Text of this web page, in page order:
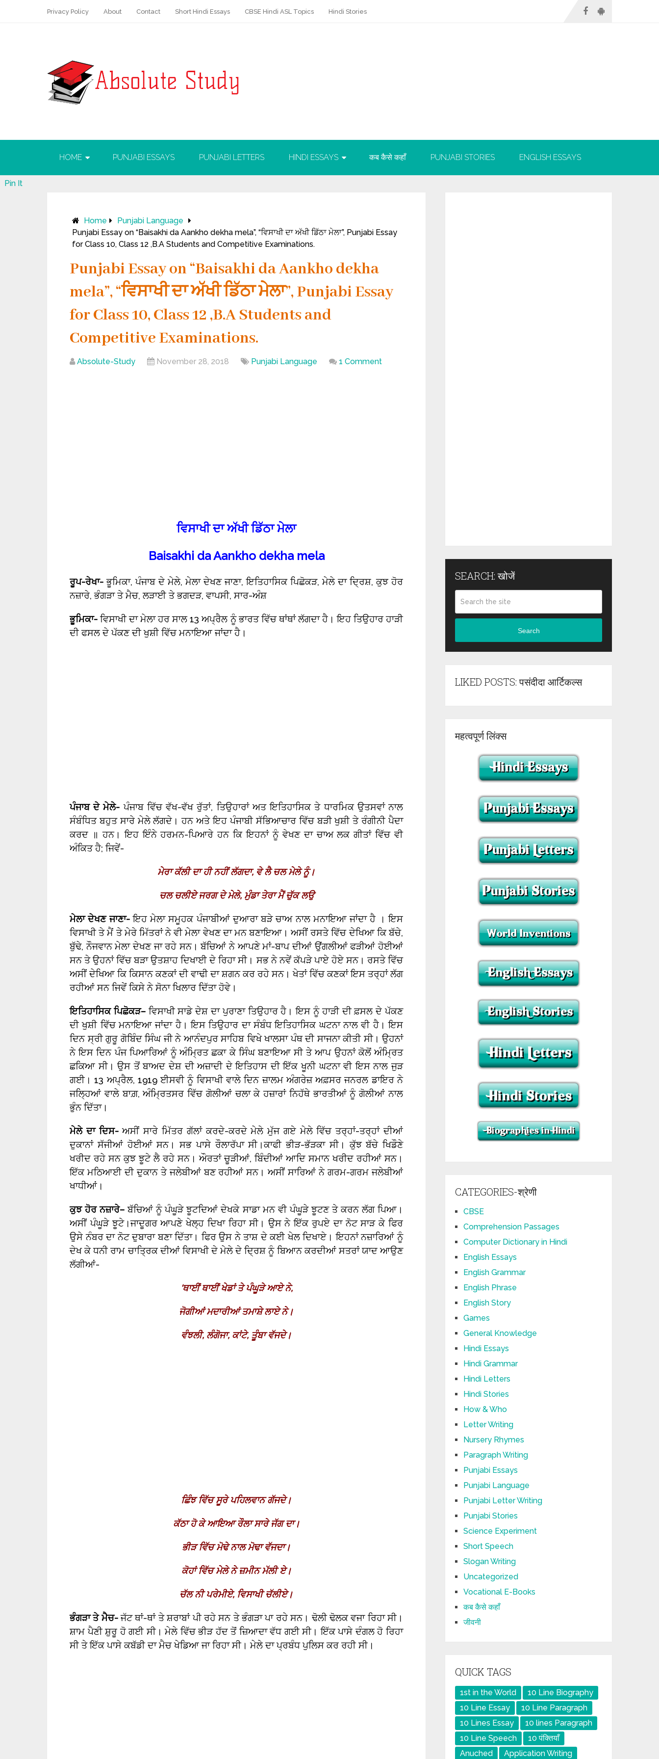
Privacy Policy About Contact Short Hindi Essays CBSE Hindi ASL Topics Hindi Stories
HOME PUNJABI ESSAYS PUNJABI LETTERS HINDI ESSAYS कब कैसे कहाँ PUNJABI STORIES ENGLISH ESSAYS
Home
Punjabi Language
Punjabi Essay on “Baisakhi da Aankho dekha mela”, “ਵਿਸਾਖੀ ਦਾ ਅੱਖੀ ਡਿੱਠਾ ਮੇਲਾ”, Punjabi Essay
for Class 10, Class 12 ,B.A Students and Competitive Examinations.
Punjabi Essay on “Baisakhi da Aankho dekha
mela”, “ਵਿਸਾਖੀ ਦਾ ਅੱਖੀ ਡਿੱਠਾ ਮੇਲਾ”, Punjabi Essay
for Class 10, Class 12 ,B.A Students and
Competitive Examinations.
Absolute-Study November 28, 2018 Punjabi Language 1 Comment
ਵਿਸਾਖੀ ਦਾ ਅੱਖੀ ਡਿੱਠਾ ਮੇਲਾ
Baisakhi da Aankho dekha mela
ਰੂਪ-ਰੇਖਾ- ਭੂਮਿਕਾ, ਪੰਜਾਬ ਦੇ ਮੇਲੇ, ਮੇਲਾ ਦੇਖਣ ਜਾਣਾ, ਇਤਿਹਾਸਿਕ ਪਿਛੋਕੜ, ਮੇਲੇ ਦਾ ਦ੍ਰਿਸ਼, ਕੁਝ ਹੋਰ
ਨਜ਼ਾਰੇ, ਭੰਗੜਾ ਤੇ ਮੈਚ, ਲੜਾਈ ਤੇ ਭਗਦੜ, ਵਾਪਸੀ, ਸਾਰ-ਅੰਸ਼
ਭੂਮਿਕਾ-ਵਿਸਾਖੀ ਦਾ ਮੇਲਾ ਹਰ ਸਾਲ 13 ਅਪ੍ਰੈਲ ਨੂੰ ਭਾਰਤ ਵਿੱਚ ਥਾਂਥਾਂ ਲੱਗਦਾ ਹੈ। ਇਹ ਤਿਉਹਾਰ ਹਾੜੀ
ਦੀ ਫਸਲ ਦੇ ਪੱਕਣ ਦੀ ਖੁਸ਼ੀ ਵਿੱਚ ਮਨਾਇਆ ਜਾਂਦਾ ਹੈ।
ਪੰਜਾਬ ਦੇ ਮੇਲੇ- ਪੰਜਾਬ ਵਿੱਚ ਵੱਖ-ਵੱਖ ਰੁੱਤਾਂ, ਤਿਉਹਾਰਾਂ ਅਤ ਇਤਿਹਾਸਿਕ ਤੇ ਧਾਰਮਿਕ ਉਤਸਵਾਂ ਨਾਲ
ਸੰਬੰਧਿਤ ਬਹੁਤ ਸਾਰੇ ਮੇਲੇ ਲੱਗਦੇ। ਹਨ ਅਤੇ ਇਹ ਪੰਜਾਬੀ ਸੱਭਿਆਚਾਰ ਵਿੱਚ ਬੜੀ ਖੁਸ਼ੀ ਤੇ ਰੰਗੀਨੀ ਪੈਦਾ
ਕਰਦ ॥ ਹਨ। ਇਹ ਇੰਨੇ ਹਰਮਨ-ਪਿਆਰੇ ਹਨ ਕਿ ਇਹਨਾਂ ਨੂੰ ਵੇਖਣ ਦਾ ਚਾਅ ਲਕ ਗੀਤਾਂ ਵਿੱਚ ਵੀ
ਅੰਕਿਤ ਹੈ; ਜਿਵੇਂ-
ਮੇਰਾ ਕੱਲੀ ਦਾ ਹੀ ਨਹੀਂ ਲੱਗਦਾ, ਵੇ ਲੈ ਚਲ ਮੇਲੇ ਨੂੰ।
ਚਲ ਚਲੀਏ ਜਰਗ ਦੇ ਮੇਲੇ, ਮੁੰਡਾ ਤੇਰਾ ਮੈਂ ਚੁੱਕ ਲਉ
ਮੇਲਾ ਦੇਖਣ ਜਾਣਾ-ਇਹ ਮੇਲਾ ਸਮੂਹਕ ਪੰਜਾਬੀਆਂ ਦੁਆਰਾ ਬੜੇ ਚਾਅ ਨਾਲ ਮਨਾਇਆ ਜਾਂਦਾ ਹੈ । ਇਸ
ਵਿਸਾਖੀ ਤੇ ਮੈਂ ਤੇ ਮੇਰੇ ਮਿੱਤਰਾਂ ਨੇ ਵੀ ਮੇਲਾ ਵੇਖਣ ਦਾ ਮਨ ਬਣਾਇਆ। ਅਸੀਂ ਰਸਤੇ ਵਿੱਚ ਦੇਖਿਆ ਕਿ ਬੱਚੇ,
ਬੁੱਢੇ, ਨੌਜਵਾਨ ਮੇਲਾ ਦੇਖਣ ਜਾ ਰਹੇ ਸਨ। ਬੱਚਿਆਂ ਨੇ ਆਪਣੇ ਮਾਂ-ਬਾਪ ਦੀਆਂ ਉਂਗਲੀਆਂ ਫੜੀਆਂ ਹੋਈਆਂ
ਸਨ ਤੇ ਉਹਨਾਂ ਵਿੱਚ ਬੜਾ ਉਤਸ਼ਾਹ ਦਿਖਾਈ ਦੇ ਰਿਹਾ ਸੀ। ਸਭ ਨੇ ਨਵੇਂ ਕੱਪੜੇ ਪਾਏ ਹੋਏ ਸਨ। ਰਸਤੇ ਵਿੱਚ
ਅਸੀਂ ਦੇਖਿਆ ਕਿ ਕਿਸਾਨ ਕਣਕਾਂ ਦੀ ਵਾਢੀ ਦਾ ਸ਼ਗਨ ਕਰ ਰਹੇ ਸਨ। ਖੇਤਾਂ ਵਿੱਚ ਕਣਕਾਂ ਇਸ ਤਰ੍ਹਾਂ ਲੱਗ
ਰਹੀਆਂ ਸਨ ਜਿਵੇਂ ਕਿਸੇ ਨੇ ਸੋਨਾ ਖਿਲਾਰ ਦਿੱਤਾ ਹੋਵੇ।
ਇਤਿਹਾਸਿਕ ਪਿਛੋਕੜ–ਵਿਸਾਖੀ ਸਾਡੇ ਦੇਸ਼ ਦਾ ਪੁਰਾਣਾ ਤਿਉਹਾਰ ਹੈ। ਇਸ ਨੂੰ ਹਾੜੀ ਦੀ ਫ਼ਸਲ ਦੇ ਪੱਕਣ
ਦੀ ਖੁਸ਼ੀ ਵਿੱਚ ਮਨਾਇਆ ਜਾਂਦਾ ਹੈ। ਇਸ ਤਿਉਹਾਰ ਦਾ ਸੰਬੰਧ ਇਤਿਹਾਸਿਕ ਘਟਨਾ ਨਾਲ ਵੀ ਹੈ। ਇਸ
ਦਿਨ ਸ੍ਰੀ ਗੁਰੂ ਗੋਬਿੰਦ ਸਿੰਘ ਜੀ ਨੇ ਆਨੰਦਪੁਰ ਸਾਹਿਬ ਵਿਖੇ ਖਾਲਸਾ ਪੰਥ ਦੀ ਸਾਜਨਾ ਕੀਤੀ ਸੀ। ਉਹਨਾਂ
ਨੇ ਇਸ ਦਿਨ ਪੰਜ ਪਿਆਰਿਆਂ ਨੂੰ ਅੰਮ੍ਰਿਤ ਛਕਾ ਕੇ ਸਿੰਘ ਬਣਾਇਆ ਸੀ ਤੇ ਆਪ ਉਹਨਾਂ ਕੋਲੋਂ ਅੰਮ੍ਰਿਤ
ਛਕਿਆ ਸੀ। ਉਸ ਤੋਂ ਬਾਅਦ ਦੇਸ਼ ਦੀ ਅਜ਼ਾਦੀ ਦੇ ਇਤਿਹਾਸ ਦੀ ਇੱਕ ਖੂਨੀ ਘਟਨਾ ਵੀ ਇਸ ਨਾਲ ਜੁੜ
ਗਈ। 13 ਅਪ੍ਰੈਲ, 1919 ਈਸਵੀ ਨੂੰ ਵਿਸਾਖੀ ਵਾਲੇ ਦਿਨ ਜ਼ਾਲਮ ਅੰਗਰੇਜ਼ ਅਫ਼ਸਰ ਜਨਰਲ ਡਾਇਰ ਨੇ
ਜਲ੍ਹਿਆਂ ਵਾਲੇ ਬਾਗ਼, ਅੰਮ੍ਰਿਤਸਰ ਵਿੱਚ ਗੋਲੀਆਂ ਚਲਾ ਕੇ ਹਜ਼ਾਰਾਂ ਨਿਹੱਥੇ ਭਾਰਤੀਆਂ ਨੂੰ ਗੋਲੀਆਂ ਨਾਲ
ਭੁੰਨ ਦਿੱਤਾ।
ਮੇਲੇ ਦਾ ਦਿਸ-ਅਸੀਂ ਸਾਰੇ ਮਿੱਤਰ ਗੱਲਾਂ ਕਰਦੇ-ਕਰਦੇ ਮੇਲੇ ਮੁੱਜ ਗਏ ਮੇਲੇ ਵਿੱਚ ਤਰ੍ਹਾਂ-ਤਰ੍ਹਾਂ ਦੀਆਂ
ਦੁਕਾਨਾਂ ਸੱਜੀਆਂ ਹੋਈਆਂ ਸਨ। ਸਭ ਪਾਸੇ ਰੌਲਾਰੱਪਾ ਸੀ।ਕਾਫੀ ਭੀੜ-ਭੱੜਕਾ ਸੀ। ਕੁੱਝ ਬੱਚੇ ਖਿਡੌਣੇ
ਖਰੀਦ ਰਹੇ ਸਨ ਕੁਝ ਝੂਟੇ ਲੈ ਰਹੇ ਸਨ। ਔਰਤਾਂ ਚੂੜੀਆਂ, ਬਿੰਦੀਆਂ ਆਦਿ ਸਮਾਨ ਖਰੀਦ ਰਹੀਆਂ ਸਨ।
ਇੱਕ ਮਠਿਆਈ ਦੀ ਦੁਕਾਨ ਤੇ ਜਲੇਬੀਆਂ ਬਣ ਰਹੀਆਂ ਸਨ। ਅਸੀਂ ਸਾਰਿਆਂ ਨੇ ਗਰਮ-ਗਰਮ ਜਲੇਬੀਆਂ
ਖਾਧੀਆਂ।
ਕੁਝ ਹੋਰ ਨਜ਼ਾਰੇ– ਬੱਚਿਆਂ ਨੂੰ ਪੰਘੂੜੇ ਝੂਟਦਿਆਂ ਦੇਖਕੇ ਸਾਡਾ ਮਨ ਵੀ ਪੰਘੂੜੇ ਝੂਟਣ ਤੇ ਕਰਨ ਲੱਗ ਪਿਆ।
ਅਸੀਂ ਪੰਘੂੜੇ ਝੂਟੇ।ਜਾਦੂਗਰ ਆਪਣੇ ਖੇਲ੍ਹ ਦਿਖਾ ਰਿਹਾ ਸੀ। ਉਸ ਨੇ ਇੱਕ ਰੁਪਏ ਦਾ ਨੋਟ ਸਾੜ ਕੇ ਫਿਰ
ਉਸੇ ਨੰਬਰ ਦਾ ਨੋਟ ਦੁਬਾਰਾ ਬਣਾ ਦਿੱਤਾ। ਫਿਰ ਉਸ ਨੇ ਤਾਸ਼ ਦੇ ਕਈ ਖੇਲ ਦਿਖਾਏ। ਇਹਨਾਂ ਨਜ਼ਾਰਿਆਂ ਨੂੰ
ਦੇਖ ਕੇ ਧਨੀ ਰਾਮ ਚਾਤ੍ਰਿਕ ਦੀਆਂ ਵਿਸਾਖੀ ਦੇ ਮੇਲੇ ਦੇ ਦ੍ਰਿਸ਼ ਨੂੰ ਬਿਆਨ ਕਰਦੀਆਂ ਸਤਰਾਂ ਯਾਦ ਆਉਣ
ਲੱਗੀਆਂ-
‘ਥਾਈਂ ਥਾਈਂ ਖੇਡਾਂ ਤੇ ਪੰਘੂੜੇ ਆਏ ਨੇ,
ਜੋਗੀਆਂ ਮਦਾਰੀਆਂ ਤਮਾਸ਼ੇ ਲਾਏ ਨੇ।
ਵੰਝਲੀ, ਲੰਗੋਜਾ, ਕਾਂਟੇ, ਤੂੰਬਾ ਵੱਜਦੇ।
ਛਿੰਝ ਵਿੱਚ ਸੂਰੇ ਪਹਿਲਵਾਨ ਗੱਜਦੇ।
ਕੱਠਾ ਹੋ ਕੇ ਆਇਆ ਰੌਲਾ ਸਾਰੇ ਜੱਗ ਦਾ।
ਭੀੜ ਵਿੱਚ ਮੋਢੇ ਨਾਲ ਮੋਢਾ ਵੱਜਦਾ।
ਕੋਹਾਂ ਵਿੱਚ ਮੇਲੇ ਨੇ ਜ਼ਮੀਨ ਮੱਲੀ ਏ।
ਚੱਲ ਨੀ ਪਰੇਮੀਏ, ਵਿਸਾਖੀ ਚੱਲੀਏ।
ਭੰਗੜਾ ਤੇ ਮੈਚ-ਜੱਟ ਥਾਂ-ਥਾਂ ਤੇ ਸ਼ਰਾਬਾਂ ਪੀ ਰਹੇ ਸਨ ਤੇ ਭੰਗੜਾ ਪਾ ਰਹੇ ਸਨ। ਢੋਲੀ ਢੋਲਕ ਵਜਾ ਰਿਹਾ ਸੀ।
ਸ਼ਾਮ ਪੈਣੀ ਸ਼ੁਰੂ ਹੋ ਗਈ ਸੀ। ਮੇਲੇ ਵਿੱਚ ਭੀੜ ਹੱਦ ਤੋਂ ਜ਼ਿਆਦਾ ਵੱਧ ਗਈ ਸੀ। ਇੱਕ ਪਾਸੇ ਦੰਗਲ ਹੋ ਰਿਹਾ
ਸੀ ਤੇ ਇੱਕ ਪਾਸੇ ਕਬੱਡੀ ਦਾ ਮੈਚ ਖੇਡਿਆ ਜਾ ਰਿਹਾ ਸੀ। ਮੇਲੇ ਦਾ ਪ੍ਰਬੰਧ ਪੁਲਿਸ ਕਰ ਰਹੀ ਸੀ।
Pin It
SEARCH: खोजें
Search
LIKED POSTS: पसंदीदा आर्टिकल्स
महत्वपूर्ण लिंक्स
CATEGORIES-श्रेणी
CBSE
Comprehension Passages
Computer Dictionary in Hindi
English Essays
English Grammar
English Phrase
English Story
Games
General Knowledge
Hindi Essays
Hindi Grammar
Hindi Letters
Hindi Stories
How & Who
Letter Writing
Nursery Rhymes
Paragraph Writing
Punjabi Essays
Punjabi Language
Punjabi Letter Writing
Punjabi Stories
Science Experiment
Short Speech
Slogan Writing
Uncategorized
Vocational E-Books
कब कैसे कहाँ
जीवनी
QUICK TAGS
1st in the World
10 Line Biography
10 Line Essay
10 Line Paragraph
10 Lines Essay
10 lines Paragraph
10 Line Speech
10 पंक्तियाँ
Anuched
Application Writing